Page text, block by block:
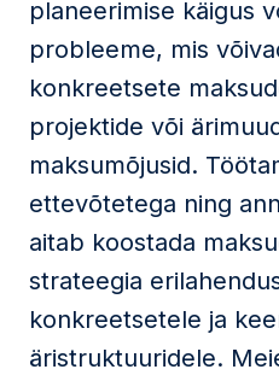
planeerimise käigus
probleeme, mis
konkreetsete
projektide või
maksumõjusid.
ettevõtetega ning
aitab koostada
strateegia
konkreetsetele ja
äristruktuuridele.